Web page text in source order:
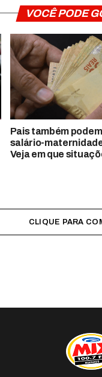
VOCÊ PODE
Pais também
salário-
Veja em que
CLIQUE PARA